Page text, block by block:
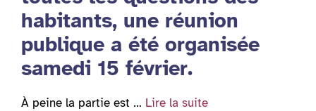
habitants, une réunion
publique a été organisée
samedi 15 février.
À peine la partie est … Lire la suite